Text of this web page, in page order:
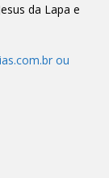
da Lapa e
ou